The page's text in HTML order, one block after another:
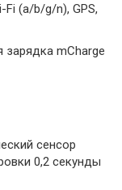
Fi (a/b/g/n), GPS,
зарядка mCharge
сенсор
0,2 секунды